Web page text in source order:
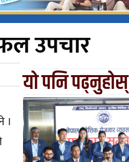
उपचार
।
यो पनि पढ्नुहोस्